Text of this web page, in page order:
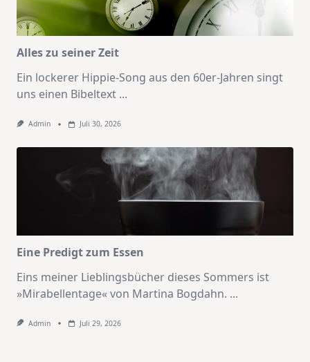
Alles zu seiner Zeit
Ein lockerer Hippie-Song aus den 60er-Jahren singt
uns einen Bibeltext ...
Admin Juli 30, 2026
Eine Predigt zum Essen
Eins meiner Lieblingsbücher dieses Sommers ist
»Mirabellentage« von Martina Bogdahn. ...
Admin Juli 29, 2026